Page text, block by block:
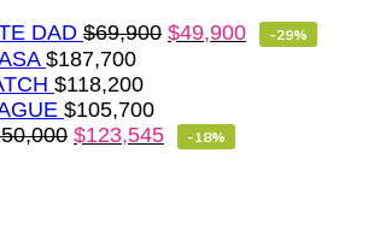
DAD $69,900 $49,900 -29%
$187,700
$118,200
$105,700
$123,545 -18%